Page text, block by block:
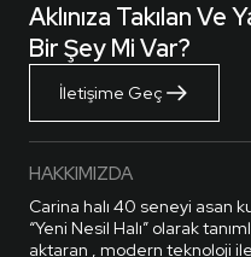
Aklınıza Takılan Ve
Bir Şey Mi Var?
İletişime Geç
HAKKIMIZDA
Carina halı 40 seneyi asan
“Yeni Nesil Halı” olarak
aktaran , modern teknoloji